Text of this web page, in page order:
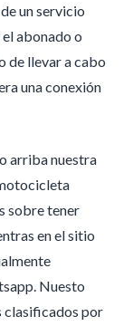
un servicio
abonado o
de llevar a cabo
una conexión
arriba nuestra
sobre tener
en el sitio
Nuesto
clasificados por